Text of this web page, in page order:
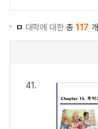
ㅁ 대학에 대한총 117 개
41.